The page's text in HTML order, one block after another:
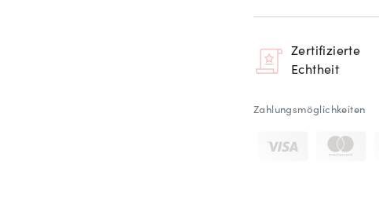
Zertifizierte
Echtheit
Zahlungsmöglichkeiten